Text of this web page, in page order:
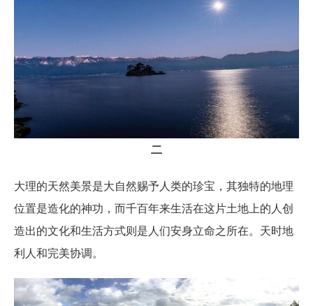
二
大理的天然美景是大自然赐予人类的珍宝，其独特的地理
位置是造化的神功，而千百年来生活在这片土地上的人创
造出的文化和生活方式则是人们安身立命之所在。天时地
利人和完美协调。